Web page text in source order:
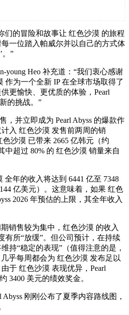
们的冒险和故事让 红色沙漠 的旅程
一位踏入帕威尔并以自己的方式体
。”
young Heo 补充道：“我们衷心感谢
作为一个全新 IP 在全球市场取得了
更愉快、更优质的体验，Pearl
的挑战。”
，并立即成为 Pearl Abyss 的爆款作
入 红色沙漠 发售前两周的销
色沙漠 已带来 2665 亿韩元（约
中超过 80% 的 红色沙漠 销量来自
全年的收入将达到 6441 亿至 7348
亿美元）。这意味着，如果 红色
2026 年预估的上限，其全年收入
销售较为集中，红色沙漠 的收入
有所“放缓”。但公司预计，在持续
持“稳定的表现”（值得注意的是，
几乎每周都会为 红色沙漠 发布足以
于 红色沙漠 表现优异，Pearl
3400 美元的绩效奖金。
刚刚公布了夏季内容路线图，